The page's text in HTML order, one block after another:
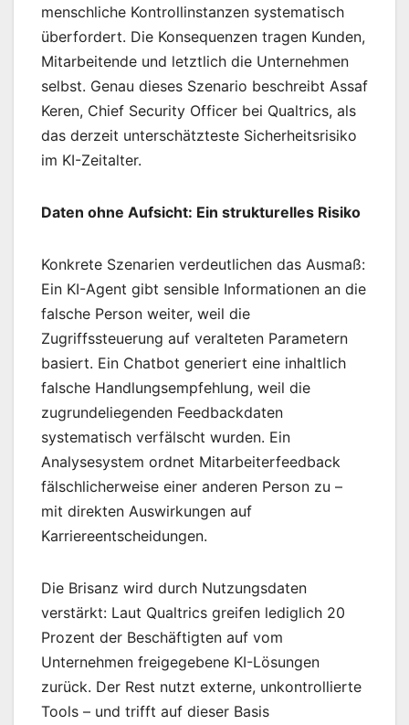
menschliche Kontrollinstanzen systematisch
überfordert. Die Konsequenzen tragen Kunden,
Mitarbeitende und letztlich die Unternehmen
selbst. Genau dieses Szenario beschreibt Assaf
Keren, Chief Security Officer bei Qualtrics, als
das derzeit unterschätzteste Sicherheitsrisiko
im KI-Zeitalter.
Daten ohne Aufsicht: Ein strukturelles Risiko
Konkrete Szenarien verdeutlichen das Ausmaß:
Ein KI-Agent gibt sensible Informationen an die
falsche Person weiter, weil die
Zugriffssteuerung auf veralteten Parametern
basiert. Ein Chatbot generiert eine inhaltlich
falsche Handlungsempfehlung, weil die
zugrundeliegenden Feedbackdaten
systematisch verfälscht wurden. Ein
Analysesystem ordnet Mitarbeiterfeedback
fälschlicherweise einer anderen Person zu –
mit direkten Auswirkungen auf
Karriereentscheidungen.
Die Brisanz wird durch Nutzungsdaten
verstärkt: Laut Qualtrics greifen lediglich 20
Prozent der Beschäftigten auf vom
Unternehmen freigegebene KI-Lösungen
zurück. Der Rest nutzt externe, unkontrollierte
Tools – und trifft auf dieser Basis